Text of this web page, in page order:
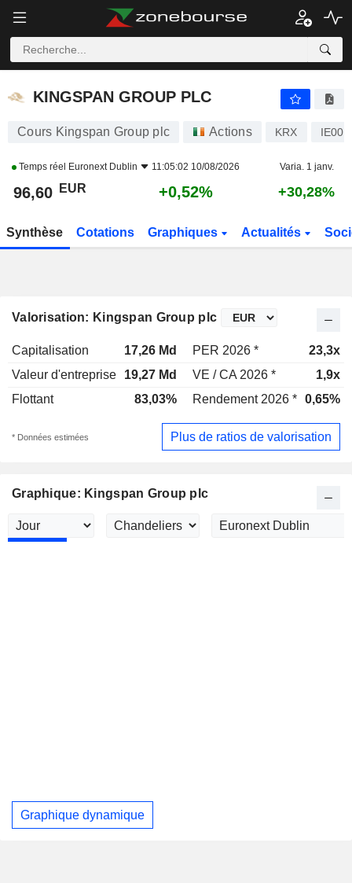
KINGSPAN GROUP PLC
KINGSPAN GROUP PLC
Cours Kingspan Group plc Actions KRX
Temps réel Euronext Dublin 11:05:02 10/08/2026 Varia. 1 janv.
96,60 EUR +0,52% +30,28%
Synthèse Cotations Graphiques Actualités
Valorisation: Kingspan Group plc
Capitalisation 17,26 Md PER 2026 *
23,3x
Valeur d'entreprise
19,27 Md VE / CA 2026 *
1,9x
Flottant
83,03% Rendement 2026 * 0,65%
* Données estimées Plus de ratios de valorisation
Graphique: Kingspan Group plc
Graphique dynamique